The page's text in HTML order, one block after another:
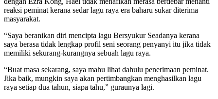
reaksi peminat kerana sedar lagu raya era baharu sukar diterima
masyarakat.
“Saya beranikan diri mencipta lagu Bersyukur Seadanya kerana
saya berasa tidak lengkap profil seni seorang penyanyi itu jika tidak
memiliki sekurang-kurangnya sebuah lagu raya.
“Buat masa sekarang, saya mahu lihat dahulu penerimaan peminat.
Jika baik, mungkin saya akan pertimbangkan menghasilkan lagu
raya setiap dua tahun, siapa tahu,” guraunya lagi.